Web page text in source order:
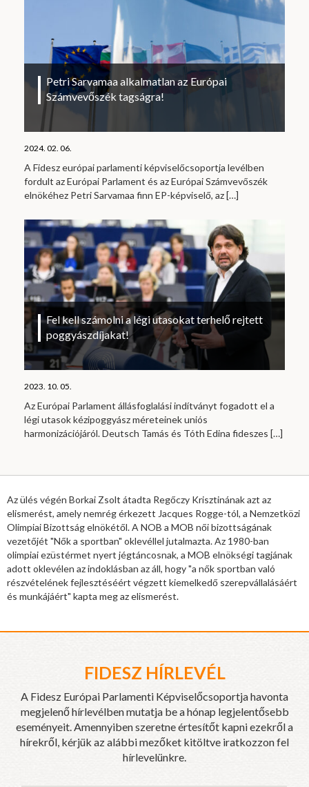
Petri Sarvamaa alkalmatlan az Európai
Számvevőszék tagságra!
2024. 02. 06.
A Fidesz európai parlamenti képviselőcsoportja levélben
fordult az Európai Parlament és az Európai Számvevőszék
elnökéhez Petri Sarvamaa finn EP-képviselő, az[…]
Fel kell számolni a légi utasokat terhelő rejtett
poggyászdíjakat!
2023. 10. 05.
Az Európai Parlament állásfoglalási indítványt fogadott el a
légi utasok kézipoggyász méreteinek uniós
harmonizációjáról. Deutsch Tamás és Tóth Edina fideszes […]
Az ülés végén Borkai Zsolt átadta Regőczy Krisztinának azt az
elismerést, amely nemrég érkezett Jacques Rogge-tól, a Nemzetközi
Olimpiai Bizottság elnökétől. A NOB a MOB női bizottságának
vezetőjét "Nők a sportban" oklevéllel jutalmazta. Az 1980-ban
olimpiai ezüstérmet nyert jégtáncosnak, a MOB elnökségi tagjának
adott oklevélen az indoklásban az áll, hogy "a nők sportban való
részvételének fejlesztéséért végzett kiemelkedő szerepvállalásáért
és munkájáért" kapta meg az elismerést.
FIDESZ HÍRLEVÉL
A Fidesz Európai Parlamenti Képviselőcsoportja havonta
megjelenő hírlevélben mutatja be a hónap legjelentősebb
eseményeit. Amennyiben szeretne értesítőt kapni ezekről a
hírekről, kérjük az alábbi mezőket kitöltve iratkozzon fel
hírlevelünkre.